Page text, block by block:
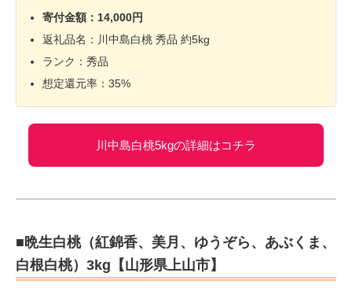
寄付金額：14,000円
返礼品名：川中島白桃 秀品 約5kg
ランク：秀品
想定還元率：35%
川中島白桃5kgの詳細はコチラ
■晩生白桃（紅錦香、美月、ゆうぞら、あぶくま、
白根白桃）3kg【山形県上山市】